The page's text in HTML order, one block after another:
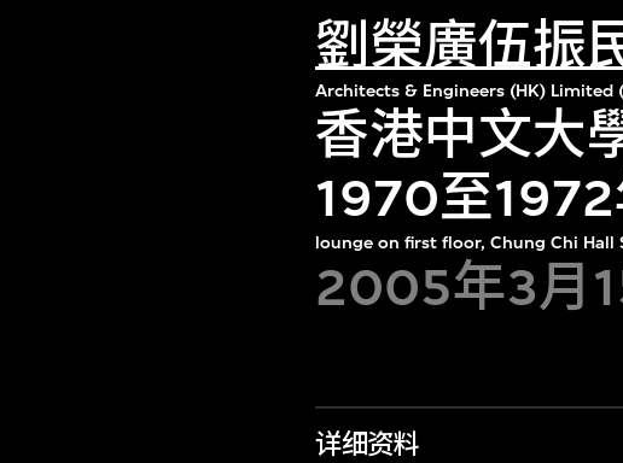
劉榮廣伍振
Architects & Engineers (HK) Limited
香港中文大
1970至
lounge on first floor, Chung Chi Hall
2005年3月
详细资料